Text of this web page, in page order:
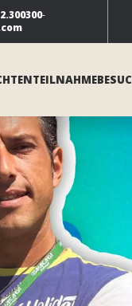
-
TEILNAHME